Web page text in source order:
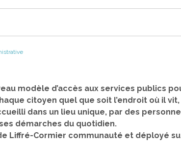
modèle d’accès aux services publics
citoyen quel que soit l’endroit où il vit,
dans un lieu unique, par des
démarches du quotidien.
Liffré-Cormier communauté et déployé